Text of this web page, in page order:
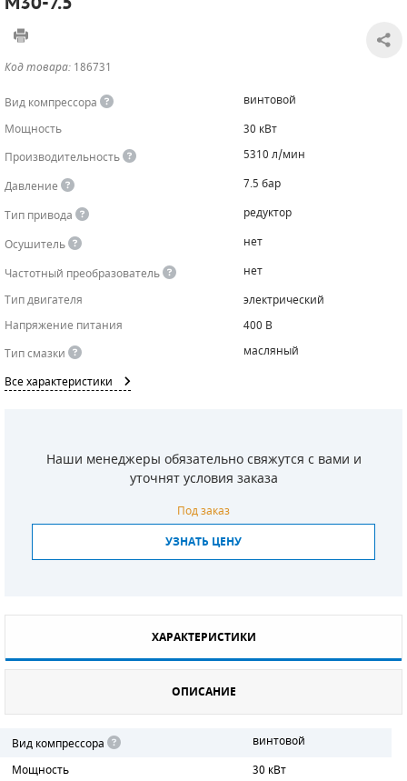
Код товара: 186731
Вид компрессора
винтовой
Мощность
30 кВт
Производительность
5310 л/мин
Давление
7.5 бар
Тип привода
редуктор
Осушитель
нет
Частотный преобразователь
нет
Тип двигателя
электрический
Напряжение питания
400 В
Тип смазки
масляный
Все характеристики
Наши менеджеры обязательно свяжутся с вами и
уточнят условия заказа
Под заказ
УЗНАТЬ ЦЕНУ
ХАРАКТЕРИСТИКИ
ОПИСАНИЕ
Вид компрессора
винтовой
Мощность
30 кВт
САДОВАЯ ТЕХНИКА
ЧИЛЛЕРЫ
КАНАЛИЗАЦИОННЫЕ НАСОСЫ
БЕНЗИНОВЫЕ МОТОПОМПЫ
ТАЛИ И ТЕЛЬФЕРЫ
ОСВЕТИТЕЛЬНЫЕ МАЧТЫ
КОНТРОЛЛЕРЫ (БЛОКИ УПРАВЛЕНИЯ)
ПРЕДОХРАНИТЕЛЬНЫЕ КЛАПАНЫ
ОБРАТНЫЕ КЛАПАНЫ
РЕЛЕ ДАВЛЕНИЯ ДЛЯ ДЛЯ КОМПРЕССОРОВ
ДАТЧИКИ
РУКАВА ВЫСОКОГО ДАВЛЕНИЯ (РВД)
ЗАПЧАСТИ ДЛЯ ВИНТОВЫХ КОМПРЕССОРОВ
ФИЛЬТРОВ
ДЛЯ АДСОРБЦИОННЫХ ОСУШИТЕЛЕЙ
ДИЗЕЛЬНЫЕ ДВИГАТЕЛИ
РАДИАТОРЫ